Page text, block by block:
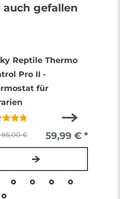
gefallen
Reptile Thermo
Pro II -
für
95,00 € 59,99 € *